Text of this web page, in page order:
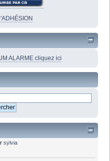
ALARME cliquez ici
sylvia